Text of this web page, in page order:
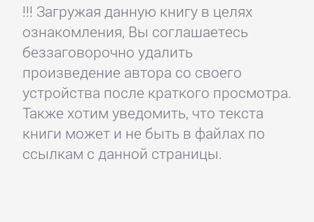
!!! Загружая данную книгу в целях
ознакомления, Вы соглашаетесь
беззаговорочно удалить
произведение автора со своего
устройства после краткого просмотра.
Также хотим уведомить, что текста
книги может и не быть в файлах по
ссылкам с данной страницы.